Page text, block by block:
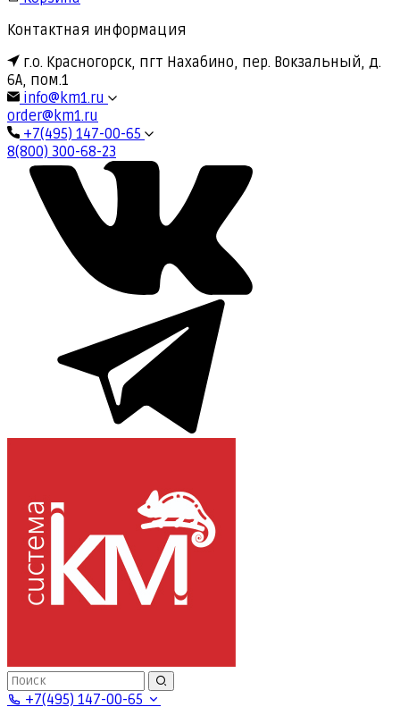
Контактная информация
г.о. Красногорск, пгт Нахабино, пер. Вокзальный, д.
6А, пом.1
info@km1.ru
order@km1.ru
+7(495) 147-00-65
8(800) 300-68-23
+7(495) 147-00-65